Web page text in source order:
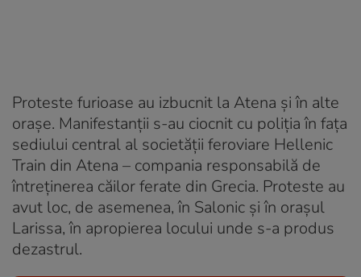
Proteste furioase au izbucnit la Atena și în alte
orașe. Manifestanții s-au ciocnit cu poliția în fața
sediului central al societății feroviare Hellenic
Train din Atena – compania responsabilă de
întreținerea căilor ferate din Grecia. Proteste au
avut loc, de asemenea, în Salonic și în orașul
Larissa, în apropierea locului unde s-a produs
dezastrul.